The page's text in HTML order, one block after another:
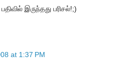
இருந்தது பரிசல்!;)
at 1:37 PM